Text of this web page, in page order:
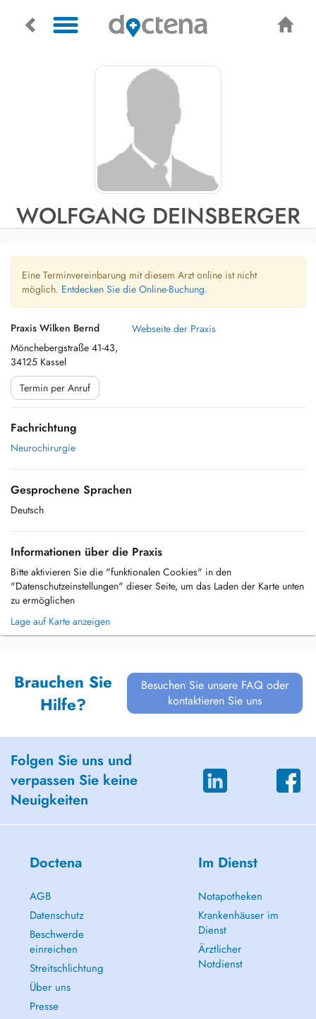
WOLFGANG DEINSBERGER
Eine Terminvereinbarung mit diesem Arzt online ist nicht
möglich. Entdecken Sie die Online-Buchung.
Praxis Wilken Bernd
Mönchebergstraße 41-43,
34125 Kassel
Webseite der Praxis
Termin per Anruf
Fachrichtung
Neurochirurgie
Gesprochene Sprachen
Deutsch
Informationen über die Praxis
Bitte aktivieren Sie die "funktionalen Cookies" in den
"Datenschutzeinstellungen" dieser Seite, um das Laden der Karte unten
zu ermöglichen
Lage auf Karte anzeigen
Brauchen Sie
Hilfe?
Besuchen Sie unsere FAQ oder
kontaktieren Sie uns
Folgen Sie uns und
verpassen Sie keine
Neuigkeiten
Doctena
AGB
Datenschutz
Beschwerde
einreichen
Streitschlichtung
Über uns
Presse
Im Dienst
Notapotheken
Krankenhäuser im
Dienst
Ärztlicher
Notdienst